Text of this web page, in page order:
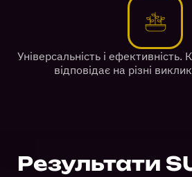
Універсальність і
відповідає на різні
Результати